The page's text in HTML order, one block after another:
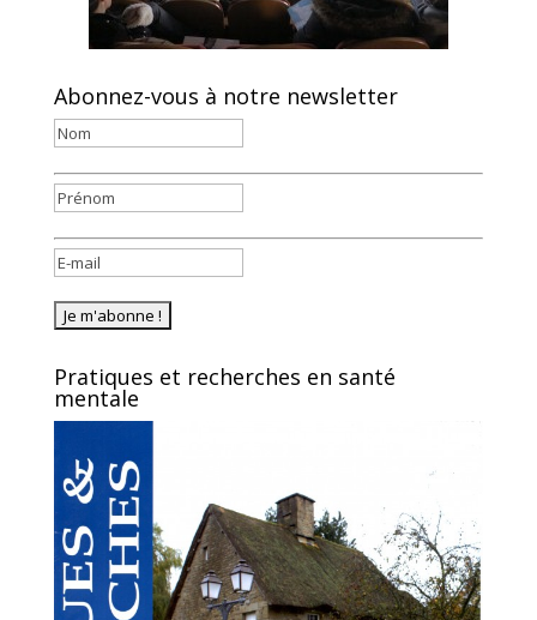
Abonnez-vous à notre newsletter
Pratiques et recherches en santé
mentale